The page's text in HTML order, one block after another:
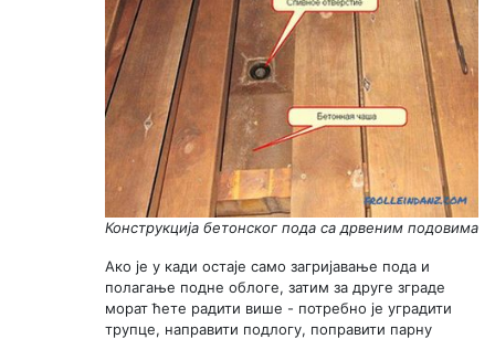
Конструкција бетонског пода са дрвеним подовима
Ако је у кади остаје само загријавање пода и
полагање подне облоге, затим за друге зграде
морат ћете радити више - потребно је уградити
трупце, направити подлогу, поправити парну